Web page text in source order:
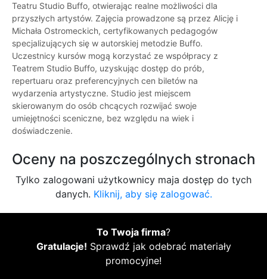
Teatru Studio Buffo, otwierając realne możliwości dla
przyszłych artystów. Zajęcia prowadzone są przez Alicję i
Michała Ostromeckich, certyfikowanych pedagogów
specjalizujących się w autorskiej metodzie Buffo.
Uczestnicy kursów mogą korzystać ze współpracy z
Teatrem Studio Buffo, uzyskując dostęp do prób,
repertuaru oraz preferencyjnych cen biletów na
wydarzenia artystyczne. Studio jest miejscem
skierowanym do osób chcących rozwijać swoje
umiejętności sceniczne, bez względu na wiek i
doświadczenie.
Oceny na poszczególnych stronach
Tylko zalogowani użytkownicy maja dostęp do tych
danych. Kliknij, aby się zalogować.
To Twoja firma?
Gratulacje! Sprawdź jak odebrać materiały
promocyjne!